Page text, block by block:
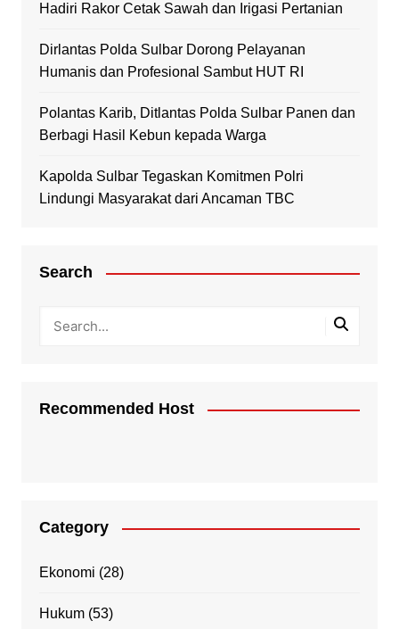
Hadiri Rakor Cetak Sawah dan Irigasi Pertanian
Dirlantas Polda Sulbar Dorong Pelayanan
Humanis dan Profesional Sambut HUT RI
Polantas Karib, Ditlantas Polda Sulbar Panen dan
Berbagi Hasil Kebun kepada Warga
Kapolda Sulbar Tegaskan Komitmen Polri
Lindungi Masyarakat dari Ancaman TBC
Search
Recommended Host
Category
Ekonomi (28)
Hukum(53)